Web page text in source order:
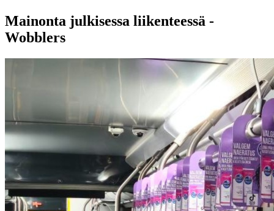
Mainonta julkisessa liikenteessä -
Wobblers